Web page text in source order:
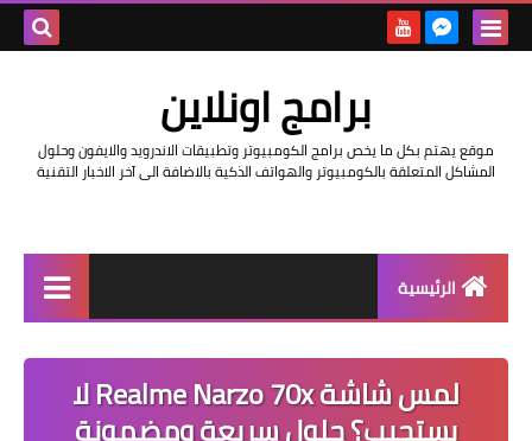
برامج اونلاين
موقع يهتم بكل ما يخص برامج الكومبيوتر وتطبيقات الاندرويد والايفون وحلول
المشاكل المتعلقة بالكومبيوتر والهواتف الذكية بالاضافة الى آخر الاخبار التقنية
الرئيسية
مراجعات
لمس شاشة Realme Narzo 70x لا